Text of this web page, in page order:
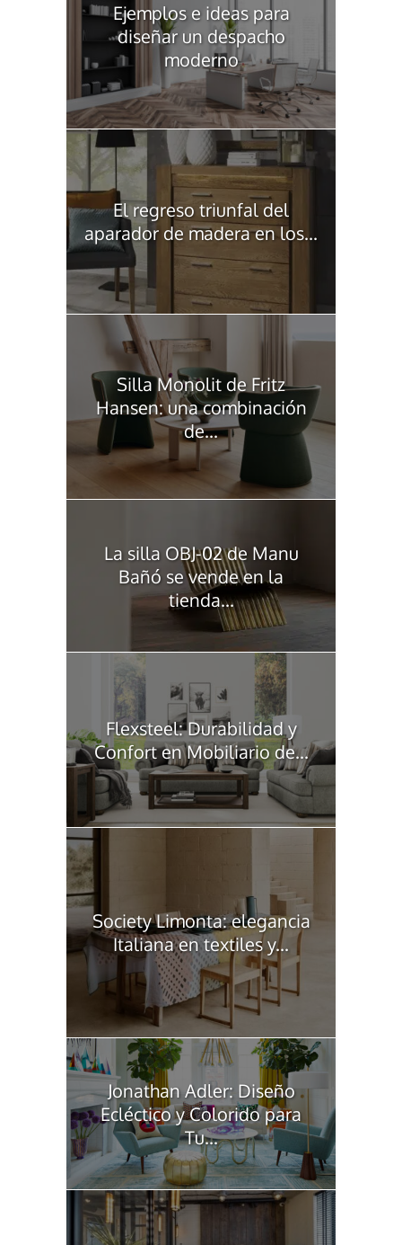
Ejemplos e ideas para
diseñar un despacho
moderno
El regreso triunfal del
aparador de madera en los...
Silla Monolit de Fritz
Hansen: una combinación
de...
La silla OBJ-02 de Manu
Bañó se vende en la
tienda...
Flexsteel: Durabilidad y
Confort en Mobiliario de...
Society Limonta: elegancia
Italiana en textiles y...
Jonathan Adler: Diseño
Ecléctico y Colorido para
Tu...